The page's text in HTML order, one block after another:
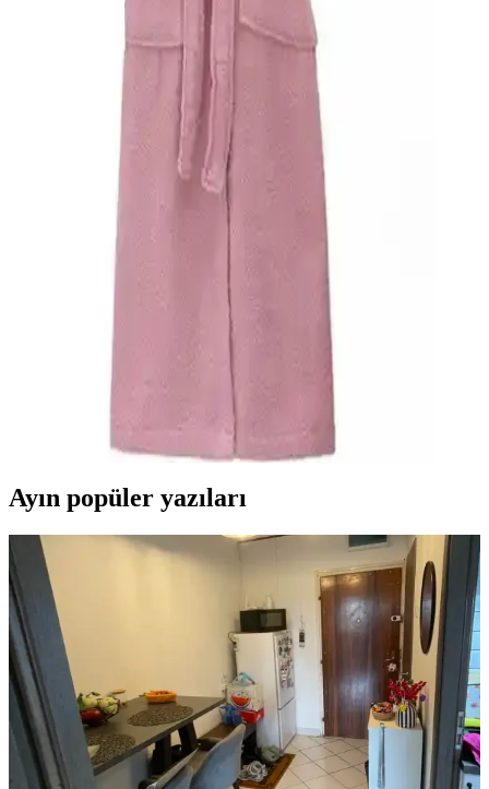
Varol Bambu Bornozları Karşılaştırması: Dino ve
Kapşonlu Modelleri Hakkında Detaylı İnceleme
İki bambu bornozunu detaylı karşılaştırıyoruz. Dino ve kapşonlu
modellerin özellikleri, kullanıcı deneyimleri ve performanslarıyla
ilgili bilgiler içeriyor. Doğal ve konforlu seçenekleri keşfedin.
Baveno %100 Pamuk Bornozlar Karşılaştırması
Çocuk ve Yetişkin Modelleri
Bu karşılaştırmada çocuklar ve yetişkinler için tasarlanmış Baveno
Oyalı Textile Organik Pamuk ve Rozet Tekstil
Büyük Beden Bornoz Karşılaştırması
İki bornoz ürününün malzeme, emicilik, beden ve kullanıcı
memnuniyeti açısından detaylı karşılaştırması, kalite ve kullanım
özellikleriyle ilgili önemli bilgiler içeriyor.
Ayın popüler yazıları